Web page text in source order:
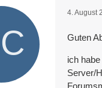
4. August
Guten
ich
Server/